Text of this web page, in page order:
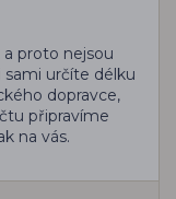
proto nejsou
sami určíte délku
dopravce,
připravíme
na vás.